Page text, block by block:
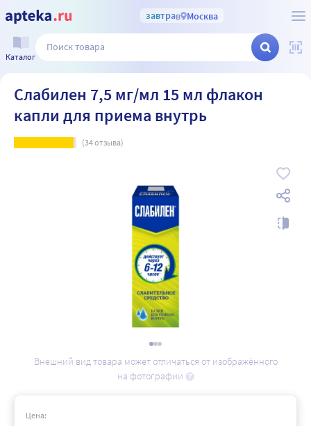
завтрав Москва
Каталог
Слабилен 7,5 мг/мл 15 мл флакон
капли для приема внутрь
(34отзыва)
Внешний вид товара может отличаться от изображённого
на фотографии
Цена: